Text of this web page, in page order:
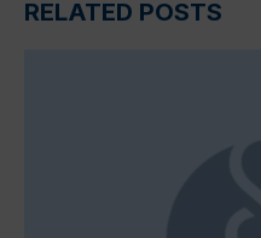
RELATED POSTS